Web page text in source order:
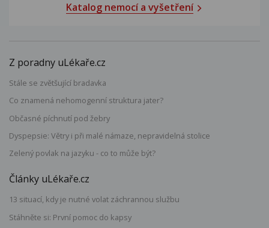
Katalog nemocí a vyšetření
Z poradny uLékaře.cz
Stále se zvětšující bradavka
Co znamená nehomogenní struktura jater?
Občasné píchnutí pod žebry
Dyspepsie: Větry i při malé námaze, nepravidelná stolice
Zelený povlak na jazyku - co to může být?
Články uLékaře.cz
13 situací, kdy je nutné volat záchrannou službu
Stáhněte si: První pomoc do kapsy